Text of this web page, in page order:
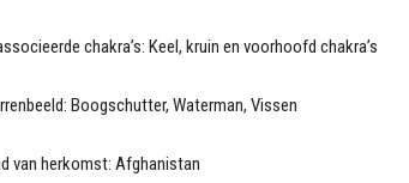
chakra’s: Keel, kruin en voorhoofd chakra’s
Boogschutter, Waterman, Vissen
van herkomst: Afghanistan